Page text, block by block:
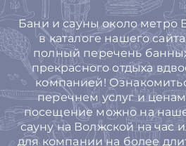
Бани и сауны около метро
в каталоге нашего
полный перечень
прекрасного отдыха
компанией!
перечнем услуг и
посещение можно на
сауну на Волжской на час
для компании на более